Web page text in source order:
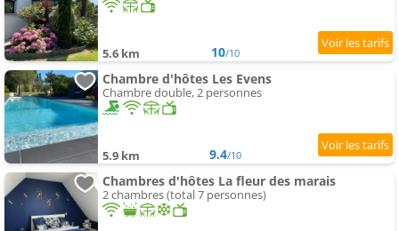
5.6 km 10/10
Chambre d'hôtes Les Evens
Chambre double, 2 personnes
5.9 km 9.4/10
Chambres d'hôtes La fleur des marais
2 chambres (total 7 personnes)